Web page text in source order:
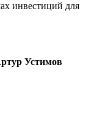
инвестиций для
Устимов